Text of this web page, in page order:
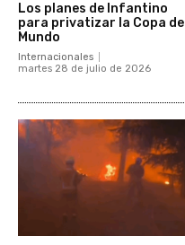
Los planes de Infantino
para privatizar la Copa del
Mundo
Internacionales
martes 28 de julio de 2026